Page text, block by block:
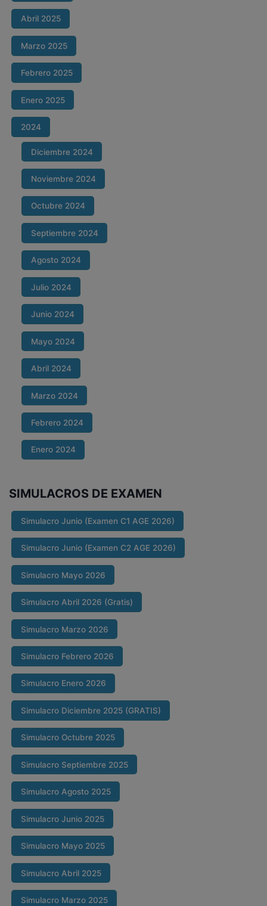
Abril 2025
Marzo 2025
Febrero 2025
Enero 2025
2024
Diciembre 2024
Noviembre 2024
Octubre 2024
Septiembre 2024
Agosto 2024
Julio 2024
Junio 2024
Mayo 2024
Abril 2024
Marzo 2024
Febrero 2024
Enero 2024
SIMULACROS DE EXAMEN
Simulacro Junio (Examen C1 AGE 2026)
Simulacro Junio (Examen C2 AGE 2026)
Simulacro Mayo 2026
Simulacro Abril 2026 (Gratis)
Simulacro Marzo 2026
Simulacro Febrero 2026
Simulacro Enero 2026
Simulacro Diciembre 2025 (GRATIS)
Simulacro Octubre 2025
Simulacro Septiembre 2025
Simulacro Agosto 2025
Simulacro Junio 2025
Simulacro Mayo 2025
Simulacro Abril 2025
Simulacro Marzo 2025